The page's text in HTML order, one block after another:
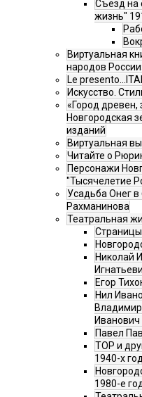
Cъезд на
жизнь"
Виртуальная
народов
Le
Искусство.
«Город древен,
Новгородская
изданий
Виртуальная
Читайте о
Персонажи
"Тысячелетие
Усадьба Онег
Рахманинова
Театральная
Николай
Егор
Нил
Павел
ТОР и
1940-х
1980-е